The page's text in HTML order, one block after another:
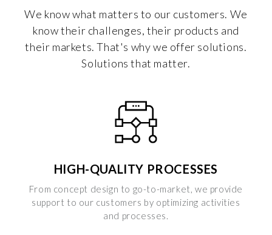
We know what matters to our customers. We
know their challenges, their products and
their markets. That's why we offer solutions.
Solutions that matter.
HIGH-QUALITY PROCESSES
From concept design to go-to-market, we provide
support to our customers by optimizing activities
and processes.